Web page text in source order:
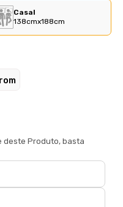
Casal
138cmx188cm
deste Produto, basta